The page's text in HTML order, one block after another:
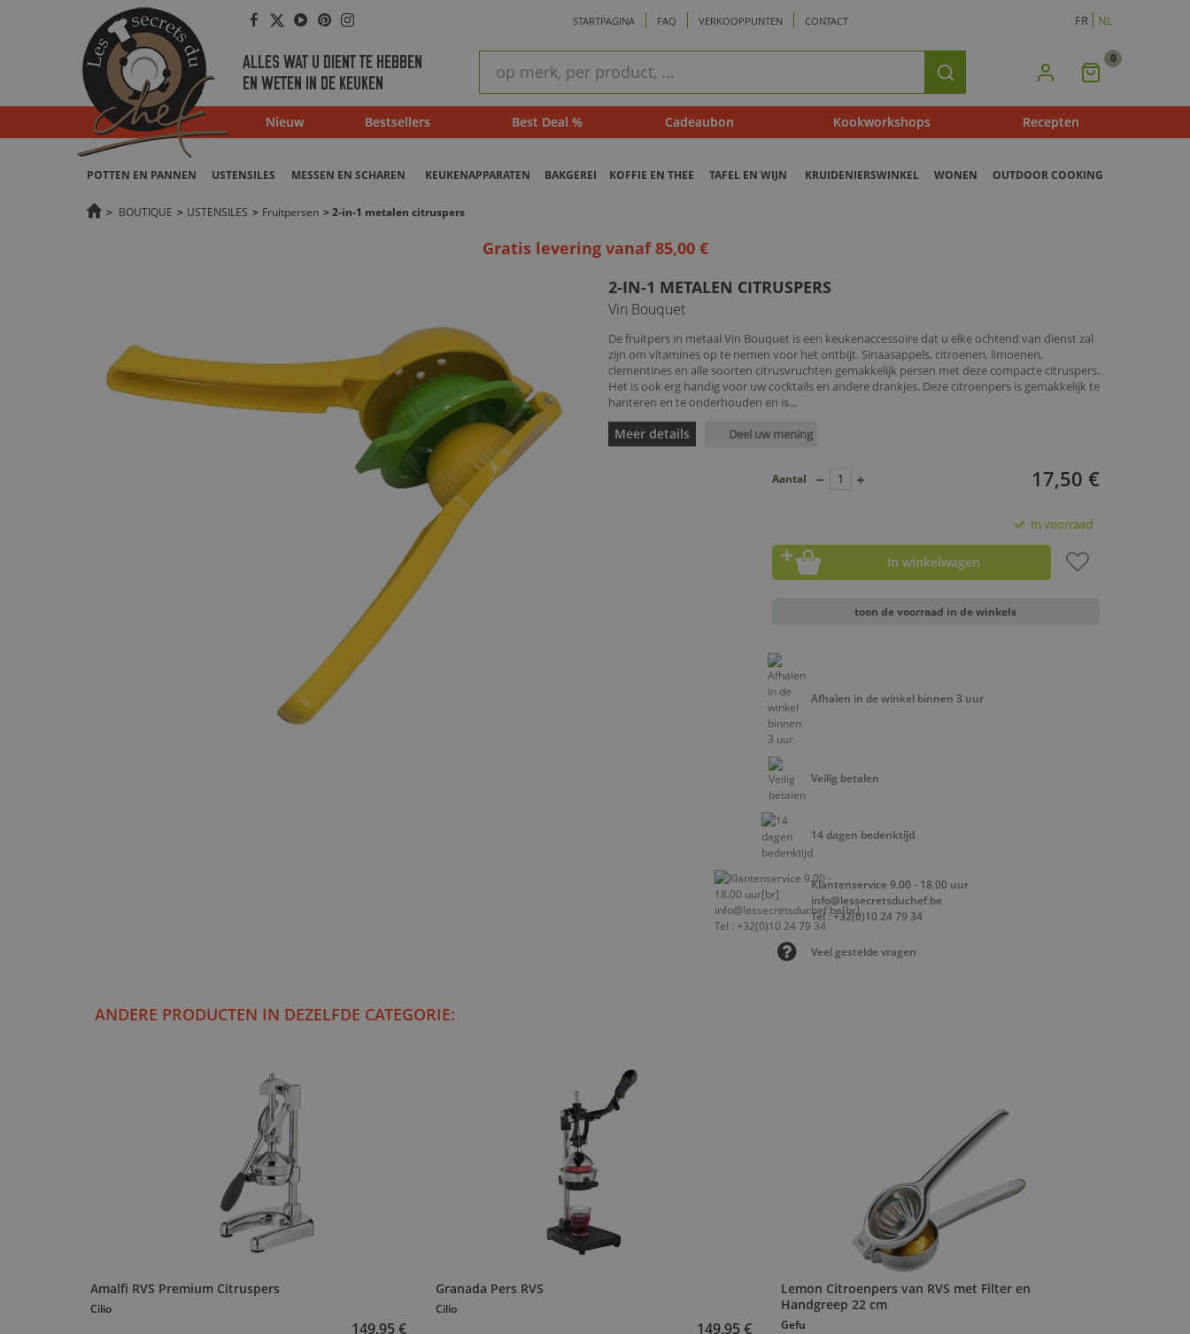
Facebook
Twitter
Youtube
Pinterest
Instagram STARTPAGINA FAQ VERKOOPPUNTEN CONTACT FR NL
ALLES WAT U DIENT TE HEBBEN
EN WETEN IN DE KEUKEN
zoeken
Zoeken Mijn
0
Nieuw Bestsellers Best Deal % Cadeaubon Kookworkshops Recepten
POTTEN EN PANNEN USTENSILES MESSEN EN SCHAREN KEUKENAPPARATEN BAKGEREI KOFFIE EN THEE TAFEL EN WIJN KRUIDENIERSWINKEL WONEN OUTDOOR COOKING
> BOUTIQUE > USTENSILES > Fruitpersen > 2-in-1 metalen citruspers
Gratis levering vanaf 85,00 €
2-IN-1 METALEN CITRUSPERS
Vin Bouquet
De fruitpers in metaal Vin Bouquet is een keukenaccessoire dat u elke ochtend van dienst zal
zijn om vitamines op te nemen voor het ontbijt. Sinaasappels, citroenen, limoenen,
clementines en alle soorten citrusvruchten gemakkelijk persen met deze compacte citruspers.
Het is ook erg handig voor uw cocktails en andere drankjes. Deze citroenpers is gemakkelijk te
hanteren en te onderhouden en is...
Meer details Deel uw mening
17,50 €
Aantal
In voorraad
In winkelwagen
toon de voorraad in de winkels
Afhalen in de winkel binnen 3 uur
Veilig betalen
14 dagen bedenktijd
Klantenservice 9.00 - 18.00 uur
info@lessecretsduchef.be
Tel : +32(0)10 24 79 34
Veel gestelde vragen
ANDERE PRODUCTEN IN DEZELFDE CATEGORIE:
Amalfi RVS Premium Citruspers
Cilio
149,95 €
Granada Pers RVS
Cilio
149,95 €
Lemon Citroenpers van RVS met Filter en
Handgreep 22 cm
Gefu